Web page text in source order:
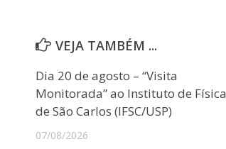
VEJA TAMBÉM ...
Dia 20 de agosto – “Visita
Monitorada” ao Instituto de Física
de São Carlos (IFSC/USP)
07/08/2026